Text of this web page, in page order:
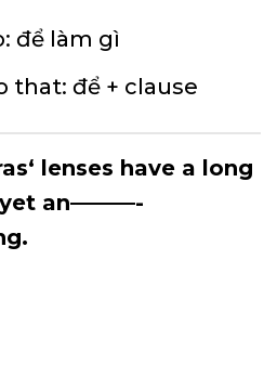
để làm gì
that: để + clause
lenses have a long
yet an———-